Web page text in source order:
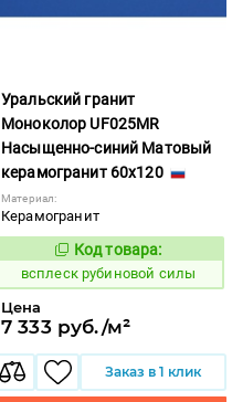
Уральский гранит
Моноколор UF025MR
Насыщенно-синий Матовый
керамогранит 60x120
Материал:
Керамогранит
244338
Код товара:
всплеск рубиновой силы
Цена
7 333 руб./м²
Заказ в 1 клик